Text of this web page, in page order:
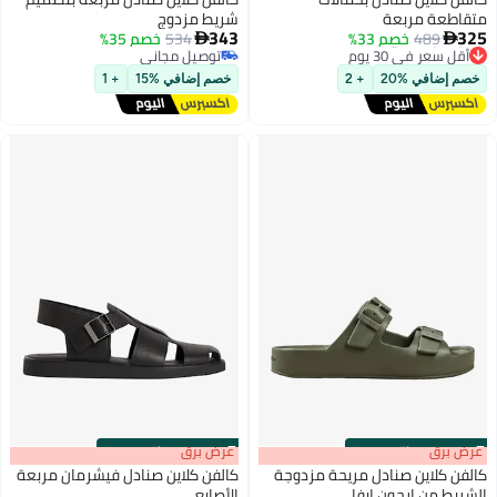
متقاطعة مربعة
325
489خصم 33%
أقل سعر في 30 يوم
توصيل مجاني
أقل سعر في 30 يوم
خصم إضافي %20 + 2
شريط مزدوج
343
534خصم 35%
توصيل مجاني
توصيل مجاني
خصم إضافي %15 + 1
00m:00s
·باقي 100% عرض برق
كالفن كلاين صنادل مريحة مزدوجة
00m:00s
·باقي 100% عرض برق
كالفن كلاين صنادل فيشرمان مربعة